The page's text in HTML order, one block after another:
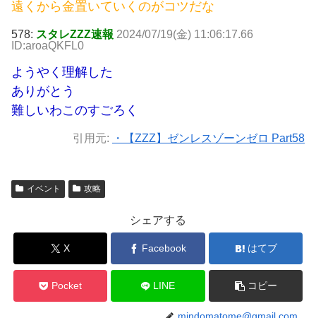
遠くから金置いていくのがコツだな
578: スタレZZZ速報 2024/07/19(金) 11:06:17.66
ID:aroaQKFL0
ようやく理解した
ありがとう
難しいわこのすごろく
引用元: ・【ZZZ】ゼンレスゾーンゼロ Part58
イベント 攻略
シェアする
X Facebook はてブ
Pocket LINE コピー